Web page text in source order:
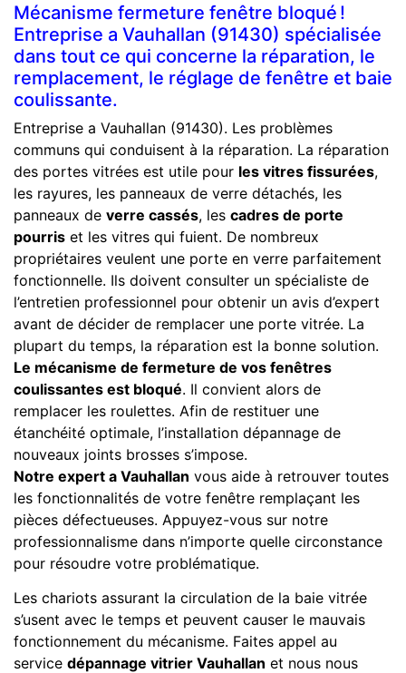
Mécanisme fermeture fenêtre bloqué !
Entreprise a Vauhallan (91430) spécialisée
dans tout ce qui concerne la réparation, le
remplacement, le réglage de fenêtre et baie
coulissante.
Entreprise a Vauhallan (91430). Les problèmes
communs qui conduisent à la réparation. La réparation
des portes vitrées est utile pour les vitres fissurées,
les rayures, les panneaux de verre détachés, les
panneaux de verre cassés, les cadres de porte
pourris et les vitres qui fuient. De nombreux
propriétaires veulent une porte en verre parfaitement
fonctionnelle. Ils doivent consulter un spécialiste de
l’entretien professionnel pour obtenir un avis d’expert
avant de décider de remplacer une porte vitrée. La
plupart du temps, la réparation est la bonne solution.
Le mécanisme de fermeture de vos fenêtres
coulissantes est bloqué. Il convient alors de
remplacer les roulettes. Afin de restituer une
étanchéité optimale, l’installation dépannage de
nouveaux joints brosses s’impose.
Notre expert a Vauhallan vous aide à retrouver toutes
les fonctionnalités de votre fenêtre remplaçant les
pièces défectueuses. Appuyez-vous sur notre
professionnalisme dans n’importe quelle circonstance
pour résoudre votre problématique.
Les chariots assurant la circulation de la baie vitrée
s’usent avec le temps et peuvent causer le mauvais
fonctionnement du mécanisme. Faites appel au
service dépannage vitrier Vauhallan et nous nous